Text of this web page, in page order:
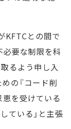
KFTCとの間で
要な制限を科
るよう申し入
の『コード削
恵を受けている
ている」と主張